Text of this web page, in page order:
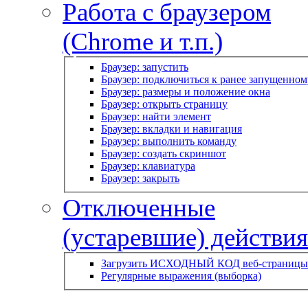
Работа с браузером
(Chrome и т.п.)
Браузер: запустить
Браузер: подключиться к ранее
Браузер: размеры и положение окна
Браузер: открыть страницу
Браузер: найти элемент
Браузер: вкладки и навигация
Браузер: выполнить команду
Браузер: создать скриншот
Браузер: клавиатура
Браузер: закрыть
Отключенные
(устаревшие) действия
Загрузить ИСХОДНЫЙ КОД веб-страницы
Регулярные выражения (выборка)